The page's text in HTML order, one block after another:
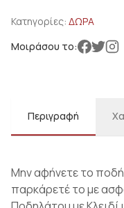
Κατηγορίες: ΔΩΡΑ
Μοιράσου το:
Περιγραφή
Μην αφήνετε το
παρκάρετέ το με